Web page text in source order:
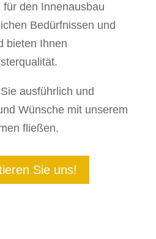
den Innenausbau
Bedürfnissen und
bieten Ihnen
ausführlich und
Wünsche mit unserem
fließen.
Sie uns!